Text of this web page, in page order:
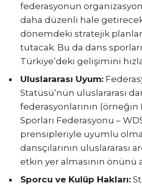
federasyonun organizasyon
daha düzenli hale
dönemdeki stratejik
tutacak. Bu da dans
Türkiye’deki gelişimini
Uluslararası Uyum:
Statüsü’nün uluslararası
federasyonlarının (örneğin
Sporları Federasyonu –
prensipleriyle uyumlu
dansçılarının uluslararası
etkin yer almasının önünü
Sporcu ve Kulüp Hakları: